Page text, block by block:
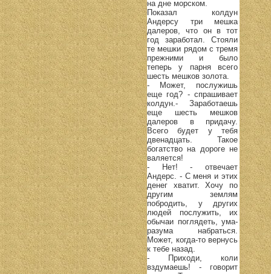
на дне морском.
Показал колдун
Андерсу три мешка
далеров, что он в тот
год заработал. Стояли
те мешки рядом с тремя
прежними и было
теперь у парня всего
шесть мешков золота.
- Может, послужишь
еще год? - спрашивает
колдун.- Заработаешь
еще шесть мешков
далеров в придачу.
Всего будет у тебя
двенадцать. Такое
богатство на дороге не
валяется!
- Нет! - отвечает
Андерс. - С меня и этих
денег хватит. Хочу по
другим землям
побродить, у других
людей послужить, их
обычаи поглядеть, ума-
разума набраться.
Может, когда-то вернусь
к тебе назад.
- Приходи, коли
вздумаешь! - говорит